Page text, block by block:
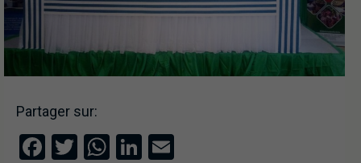
Partager sur:
Facebook
Twitter
WhatsApp
LinkedIn